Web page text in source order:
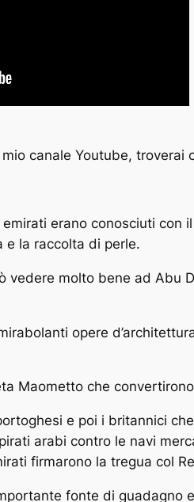
canale Youtube, troverai
erano conosciuti
e la raccolta di perle.
vedere molto bene ad Abu
opere
Maometto che
e poi i britannici
arabi contro le navi
firmarono la tregua col
fonte di guadagno